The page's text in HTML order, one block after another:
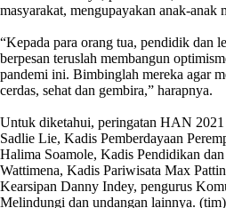
masyarakat, mengupayakan anak-anak
“Kepada para orang tua, pendidik dan
berpesan teruslah membangun
pandemi ini. Bimbinglah mereka agar
cerdas, sehat dan gembira,” harapnya.
Untuk diketahui, peringatan HAN
Sadlie Lie, Kadis Pemberdayaan
Halima Soamole, Kadis Pendidikan
Wattimena, Kadis Pariwisata Max
Kearsipan Danny Indey, pengurus
Melindungi dan undangan lainnya. (tim)